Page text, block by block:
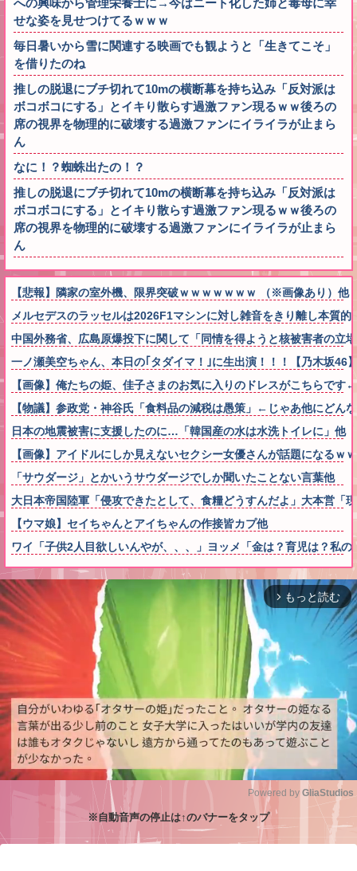
への興味から管理栄養士に→今はニート化した姉と毒母に幸
せな姿を見せつけてるｗｗｗ
毎日暑いから雪に関連する映画でも観ようと「生きてこそ」
を借りたのね
推しの脱退にブチ切れて10mの横断幕を持ち込み「反対派は
ボコボコにする」とイキり散らす過激ファン現るｗｗ後ろの
席の視界を物理的に破壊する過激ファンにイライラが止まら
ん
なに！？蜘蛛出たの！？
推しの脱退にブチ切れて10mの横断幕を持ち込み「反対派は
ボコボコにする」とイキり散らす過激ファン現るｗｗ後ろの
席の視界を物理的に破壊する過激ファンにイライラが止まら
ん
【悲報】隣家の室外機、限界突破ｗｗｗｗｗｗｗ （※画像あり）他
メルセデスのラッセルは2026F1マシンに対し雑音をきり離し本質
中国外務省、広島原爆投下に関して「同情を得ようと核被害者の立
一ノ瀬美空ちゃん、本日の｢タダイマ！｣に生出演！！！【乃木坂46
【画像】俺たちの姫、佳子さまのお気に入りのドレスがこちらで
【物議】参政党・神谷氏「食料品の減税は愚策」←じゃあ他にどん
日本の地震被害に支援したのに…「韓国産の水は水洗トイレに」他
【画像】アイドルにしか見えないセクシー女優さんが話題になるｗ
「サウダージ」とかいうサウダージでしか聞いたことない言葉他
大日本帝国陸軍「侵攻できたとして、食糧どうすんだよ」大本営「
【ウマ娘】セイちゃんとアイちゃんの作接皆カプ他
ワイ「子供2人目欲しいんやが、、、」ヨッメ「金は？育児は？私
arrow_forward_ios もっと読む
Powered by GliaStudios
※自動音声の停止は↑のバナーをタップ